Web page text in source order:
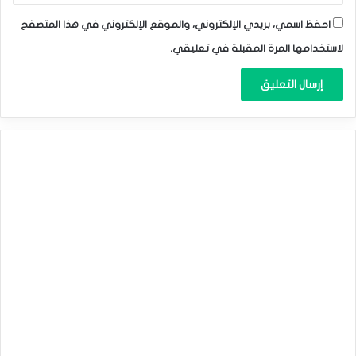
ويليامز، إن السياسة النقدية الأمريكية في وضع جيد. مشيرًا إلى
الحاجة لمزيد من البيانات قبل اتخاذ قرار بشأن أسعار الفائدة في
الاجتماع المقبل هذا الشهر.
احفظ اسمي، بريدي الإلكتروني، والموقع الإلكتروني في هذا المتصفح
لاستخدامها المرة المقبلة في تعليقي.